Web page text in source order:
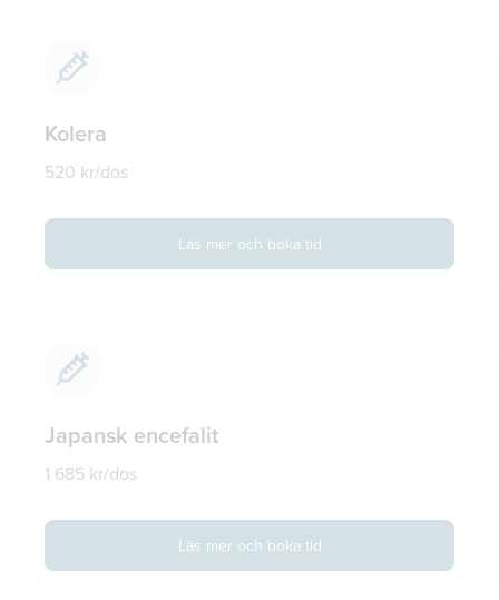
Kolera
520 kr/dos
Läs mer och boka tid
Japansk encefalit
1 685 kr/dos
Läs mer och boka tid